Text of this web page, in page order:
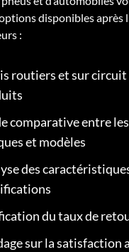
disponibles après
:
routiers et sur
comparative entre
et modèles
des
du taux de
sur la satisfaction